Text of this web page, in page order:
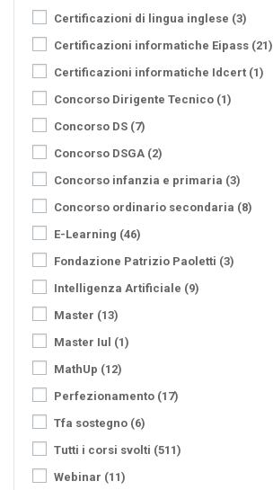
Certificazioni di lingua inglese (3)
Certificazioni informatiche Eipass (21)
Certificazioni informatiche Idcert (1)
Concorso Dirigente Tecnico (1)
Concorso DS (7)
Concorso DSGA (2)
Concorso infanzia e primaria (3)
Concorso ordinario secondaria (8)
E-Learning (46)
Fondazione Patrizio Paoletti (3)
Intelligenza Artificiale (9)
Master (13)
Master Iul (1)
MathUp (12)
Perfezionamento (17)
Tfa sostegno (6)
Tutti i corsi svolti (511)
Webinar (11)